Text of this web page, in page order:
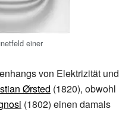
einer
von Elektrizität und
Ørsted (1820), obwohl
(1802) einen damals